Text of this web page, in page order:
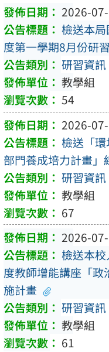
2026-
檢送本
度第一學期8月份研
研習資訊
教學組
54
2026-
檢送「
部門養成培力計畫」
研習資訊
教學組
67
2026-
檢送本
度教師增能講座「政
施計畫
研習資訊
教學組
61